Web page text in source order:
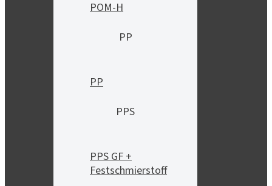
POM-H
PP
PP
PPS
PPS GF +
Festschmierstoff